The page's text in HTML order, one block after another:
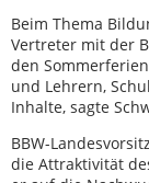
Beim Thema
Vertreter mit der
den
und Lehrern,
Inhalte, sagte
BBW-
die Attraktivität